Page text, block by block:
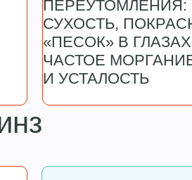
ПЕРЕУТОМЛЕНИЯ:
СУХОСТЬ,
«ПЕСОК» В
ЧАСТОЕ
И УСТАЛОСТЬ